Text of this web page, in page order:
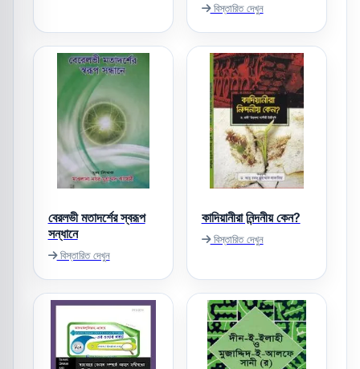
বিস্তারিত দেখুন
বেরলভী মতাদর্শের স্বরূপ
সন্ধানে
বিস্তারিত দেখুন
কাদিয়ানীরা নিন্দনীয় কেন?
বিস্তারিত দেখুন